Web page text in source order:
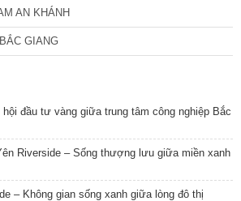
AN KHÁNH
GIANG
đầu tư vàng giữa trung tâm công nghiệp Bắc
Riverside – Sống thượng lưu giữa miền xanh
– Không gian sống xanh giữa lòng đô thị